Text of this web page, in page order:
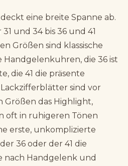
eine breite Spanne ab.
und 34 bis 36 und 41
Größen sind klassische
Handgelenkuhren, die 36 ist
die 41 die präsente
sind vor
Größen das Highlight,
oft in ruhigeren Tönen
erste, unkomplizierte
36 oder der 41 die
nach Handgelenk und